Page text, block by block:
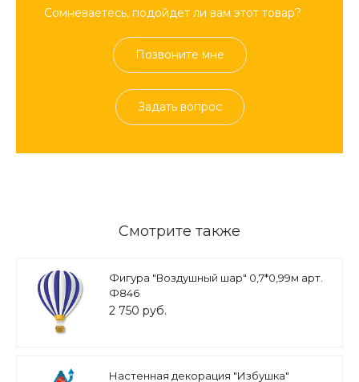
Сомневаетесь, подойдет ли вам этот товар?
Позвоните мне
Задать вопрос
Смотрите также
Фигура "Воздушный шар" 0,7*0,99м арт.
Ф846
2 750 руб.
Настенная декорация "Избушка"